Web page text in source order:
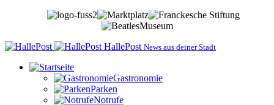
HallePost News aus deiner Stadt
Gastronomie
Parken
Notrufe